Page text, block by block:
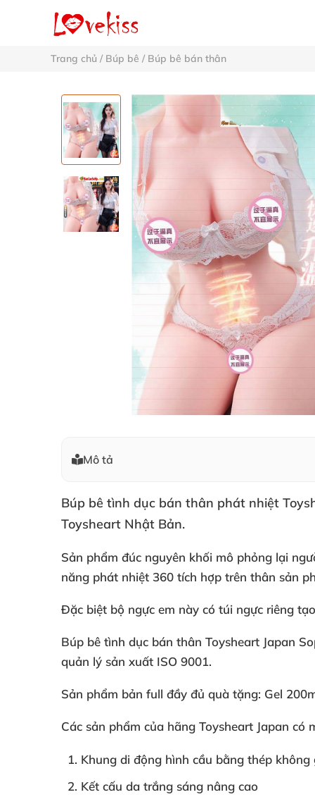
Trang chủ / Búp bê / Búp bê bán thân
Mô tả
Búp bê tình dục bán thân phát nhiệt
Toysheart Nhật Bản.
Sản phẩm đúc nguyên khối mô phỏng lại
năng phát nhiệt 360 tích hợp trên thân sản
Đặc biệt bộ ngực em này có túi ngực riêng
Búp bê tình dục bán thân Toysheart Japan
quản lý sản xuất ISO 9001.
Sản phẩm bản full đầy đủ quà tặng: Gel
Các sản phẩm của hãng Toysheart Japan có
Khung di động hình cầu bằng thép không
Kết cấu da trắng sáng nâng cao